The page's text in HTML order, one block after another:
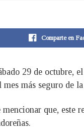
Comparte en
29 de octubre,
mes más seguro de
mencionar que, este